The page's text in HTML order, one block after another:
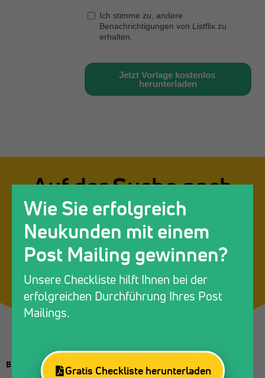
Auf der Suche nach
Neukunden?
BRANCHENLISTEN
Wie Sie erfolgreich
Neukunden mit einem
Post Mailing gewinnen?
Unsere Checkliste hilft Ihnen bei der
erfolgreichen Durchführung Ihres Post
Mailings.
Gratis Checkliste herunterladen